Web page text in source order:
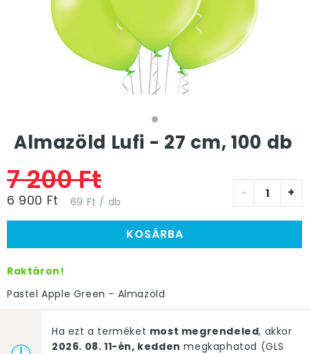
Almazöld Lufi - 27 cm, 100 db
7 200 Ft
6 900 Ft 69 Ft / db
- +
KOSÁRBA
Raktáron!
Pastel Apple Green - Almazöld
Ha ezt a terméket most megrendeled, akkor
2026. 08. 11-én, kedden megkaphatod (GLS